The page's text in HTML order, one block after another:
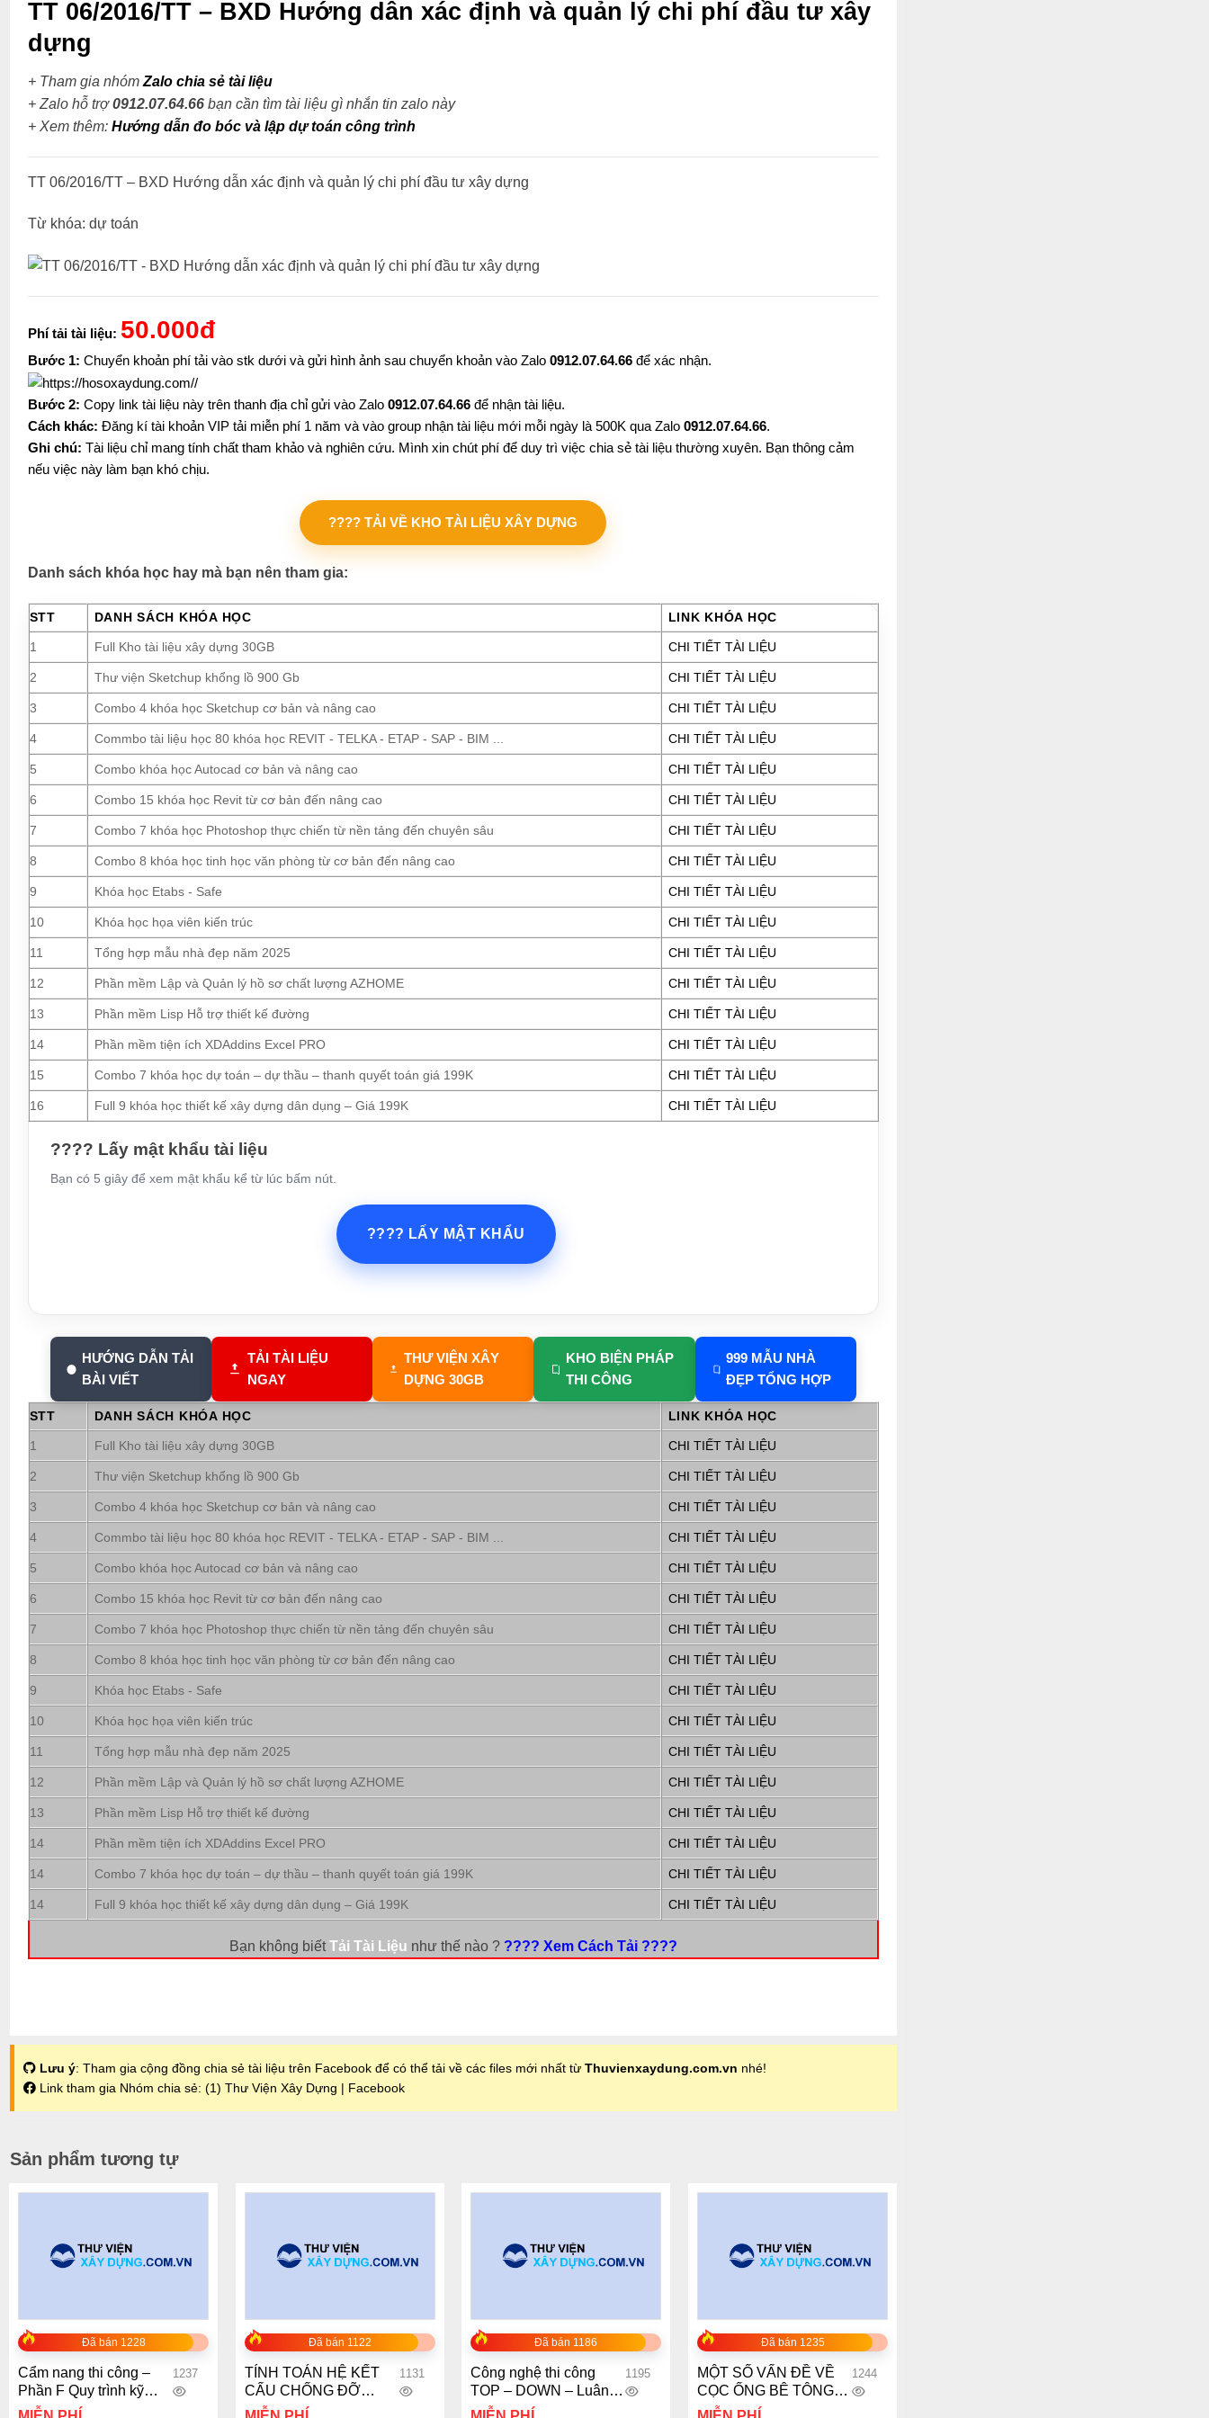
TT 06/2016/TT – BXD Hướng dẫn xác định và quản lý chi phí đầu tư xây
dựng
+ Tham gia nhóm Zalo chia sẻ tài liệu
+ Zalo hỗ trợ0912.07.64.66bạn cần tìm tài liệu gì nhắn tin zalo này
+ Xem thêm: Hướng dẫn đo bóc và lập dự toán công trình
TT 06/2016/TT – BXD Hướng dẫn xác định và quản lý chi phí đầu tư xây dựng
Từ khóa: dự toán
Phí tải tài liệu: 50.000đ
Bước 1: Chuyển khoản phí tải vào stk dưới và gửi hình ảnh sau chuyển khoản vào Zalo 0912.07.64.66để xác nhận.
Bước 2: Copy link tài liệu này trên thanh địa chỉ gửi vào Zalo 0912.07.64.66để nhận tài liệu.
Cách khác: Đăng kí tài khoản VIP tải miễn phí 1 năm và vào group nhận tài liệu mới mỗi ngày là 500K qua Zalo 0912.07.64.66.
Ghi chú: Tài liệu chỉ mang tính chất tham khảo và nghiên cứu. Mình xin chút phí để duy trì việc chia sẻ tài liệu thường xuyên. Bạn thông cảm
nếu việc này làm bạn khó chịu.
???? TẢI VỀ KHO TÀI LIỆU XÂY DỰNG
Danh sách khóa học hay mà bạn nên tham gia:
STT DANH SÁCH KHÓA HỌC LINK KHÓA HỌC
1 Full Kho tài liệu xây dựng 30GB CHI TIẾT TÀI LIỆU
2 Thư viện Sketchup khổng lồ 900 Gb CHI TIẾT TÀI LIỆU
3 Combo 4 khóa học Sketchup cơ bản và nâng cao CHI TIẾT TÀI LIỆU
4 Commbo tài liệu học 80 khóa học REVIT - TELKA - ETAP - SAP - BIM ... CHI TIẾT TÀI LIỆU
5 Combo khóa học Autocad cơ bản và nâng cao CHI TIẾT TÀI LIỆU
6 Combo 15 khóa học Revit từ cơ bản đến nâng cao CHI TIẾT TÀI LIỆU
7 Combo 7 khóa học Photoshop thực chiến từ nền tảng đến chuyên sâu CHI TIẾT TÀI LIỆU
8 Combo 8 khóa học tinh học văn phòng từ cơ bản đến nâng cao CHI TIẾT TÀI LIỆU
9 Khóa học Etabs - Safe CHI TIẾT TÀI LIỆU
10 Khóa học họa viên kiến trúc CHI TIẾT TÀI LIỆU
11 Tổng hợp mẫu nhà đẹp năm 2025 CHI TIẾT TÀI LIỆU
12 Phần mềm Lập và Quản lý hồ sơ chất lượng AZHOME CHI TIẾT TÀI LIỆU
13 Phần mềm Lisp Hỗ trợ thiết kế đường CHI TIẾT TÀI LIỆU
14 Phần mềm tiện ích XDAddins Excel PRO CHI TIẾT TÀI LIỆU
15 Combo 7 khóa học dự toán – dự thầu – thanh quyết toán giá 199K CHI TIẾT TÀI LIỆU
16 Full 9 khóa học thiết kế xây dựng dân dụng – Giá 199K CHI TIẾT TÀI LIỆU
???? Lấy mật khẩu tài liệu
Bạn có 5 giây để xem mật khẩu kể từ lúc bấm nút.
???? LẤY MẬT KHẨU
HƯỚNG DẪN TẢI
BÀI VIẾT
TẢI TÀI LIỆU
NGAY
THƯ VIỆN XÂY
DỰNG 30GB
KHO BIỆN PHÁP
THI CÔNG
999 MẪU NHÀ
ĐẸP TỔNG HỢP
STT DANH SÁCH KHÓA HỌC LINK KHÓA HỌC
1 Full Kho tài liệu xây dựng 30GB CHI TIẾT TÀI LIỆU
2 Thư viện Sketchup khổng lồ 900 Gb CHI TIẾT TÀI LIỆU
3 Combo 4 khóa học Sketchup cơ bản và nâng cao CHI TIẾT TÀI LIỆU
4 Commbo tài liệu học 80 khóa học REVIT - TELKA - ETAP - SAP - BIM ... CHI TIẾT TÀI LIỆU
5 Combo khóa học Autocad cơ bản và nâng cao CHI TIẾT TÀI LIỆU
6 Combo 15 khóa học Revit từ cơ bản đến nâng cao CHI TIẾT TÀI LIỆU
7 Combo 7 khóa học Photoshop thực chiến từ nền tảng đến chuyên sâu CHI TIẾT TÀI LIỆU
8 Combo 8 khóa học tinh học văn phòng từ cơ bản đến nâng cao CHI TIẾT TÀI LIỆU
9 Khóa học Etabs - Safe CHI TIẾT TÀI LIỆU
10 Khóa học họa viên kiến trúc CHI TIẾT TÀI LIỆU
11 Tổng hợp mẫu nhà đẹp năm 2025 CHI TIẾT TÀI LIỆU
12 Phần mềm Lập và Quản lý hồ sơ chất lượng AZHOME CHI TIẾT TÀI LIỆU
13 Phần mềm Lisp Hỗ trợ thiết kế đường CHI TIẾT TÀI LIỆU
14 Phần mềm tiện ích XDAddins Excel PRO CHI TIẾT TÀI LIỆU
14 Combo 7 khóa học dự toán – dự thầu – thanh quyết toán giá 199K CHI TIẾT TÀI LIỆU
14 Full 9 khóa học thiết kế xây dựng dân dụng – Giá 199K CHI TIẾT TÀI LIỆU
Bạn không biếtTải Tài Liệu như thế nào ? ???? Xem Cách Tải ????
Lưu ý: Tham gia cộng đồng chia sẻ tài liệu trên Facebook để có thể tải về các files mới nhất từ Thuvienxaydung.com.vn nhé!
Link tham gia Nhóm chia sẻ: (1) Thư Viện Xây Dựng | Facebook
Sản phẩm tương tự
Đã bán 1228
Cẩm nang thi công –
Phần F Quy trình kỹ
thuật sơn nước –
1237
Đã bán 1122
TÍNH TOÁN HỆ KẾT
CẤU CHỐNG ĐỠ
TƯỜNG VÂY TRONG
1131
Đã bán 1186
Công nghệ thi công
TOP – DOWN – Luân
văn tốt nghiệp
1195
Đã bán 1235
MỘT SỐ VẤN ĐỀ VỀ
CỌC ỐNG BÊ TÔNG
CỐT THÉP ỨNG
1244